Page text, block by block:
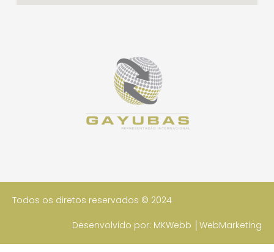
Todos os diretos reservados © 2024
Desenvolvido por: MKWebb │WebMarketing